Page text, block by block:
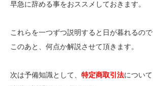
早急に辞める事をおススメしておきます。
これらを一つずつ説明すると日が暮れるので
このあと、何点か解説させて頂きます。
次は予備知識として、 特定商取引法について